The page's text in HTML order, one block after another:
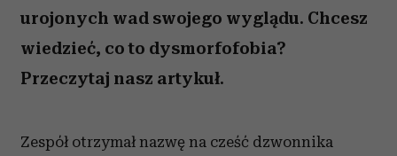
urojonych wad swojego wyglądu. Chcesz
wiedzieć, co to dysmorfofobia?
Przeczytaj nasz artykuł.
Zespół otrzymał nazwę na cześć dzwonnika